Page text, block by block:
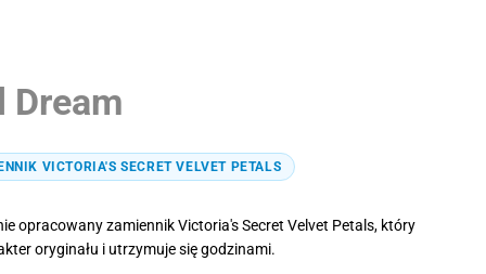
Dream
VICTORIA'S SECRET VELVET PETALS
opracowany zamiennik Victoria's Secret Velvet Petals, który
oryginału i utrzymuje się godzinami.